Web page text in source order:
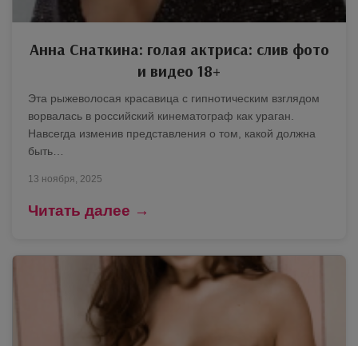
Анна Снаткина: голая актриса: слив фото
и видео 18+
Эта рыжеволосая красавица с гипнотическим взглядом
ворвалась в российский кинематограф как ураган.
Навсегда изменив представления о том, какой должна
быть…
13 ноября, 2025
Читать далее →